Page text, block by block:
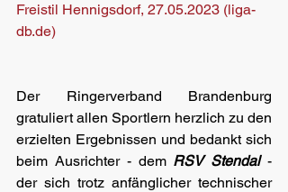
Freistil Hennigsdorf, 27.05.2023 (liga-
db.de)
Der Ringerverband Brandenburg
gratuliert allen Sportlern herzlich zu den
erzielten Ergebnissen und bedankt sich
beim Ausrichter - dem RSV Stendal -
der sich trotz anfänglicher technischer